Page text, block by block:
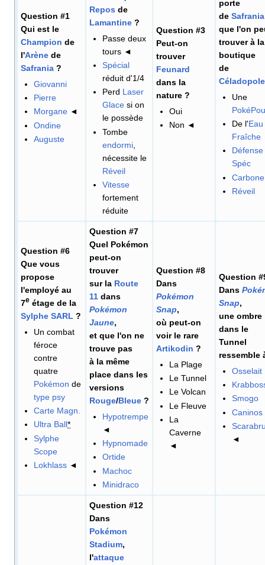
Question #1
Qui est le
Champion de
l'Arène de
Safrania ?
Giovanni
Pierre
Morgane ◄
Ondine
Auguste
Repos de
Lamantine ?
Passe deux
tours ◄
Spécial
réduit d'1/4
Perd Laser
Glace si on
le possède
Tombe
endormi
nécessite le
Réveil
Vitesse
fortement
réduite
Question #3
Peut-on
trouver
Feunard
dans la
nature ?
Oui
Non ◄
porte
de Safrania
que l'on
trouver à la
boutique
de
Céladopole
Une
De l'Eau
Fraîche
Défense
Spéc
Carbone
Réveil
Question #6
Que vous
propose
l'employé au
7e étage de la
Sylphe SARL ?
Un combat
féroce
contre
quatre
Pokémon de
type psy
Carte Magn.
Ultra Ball*
Sylphe
Scope
Lokhlass ◄
Question #7
Quel Pokémon
peut-on
trouver
sur la Route
11 dans
Pokémon
Jaune,
et que l'on ne
trouve pas
à la même
place dans les
versions
Rouge/Bleue ?
Hypotrempe
◄
Hypnomade
Ortide
Machoc
Minidraco
Question #8
Dans
Pokémon
Snap,
où peut-on
voir le rare
Artikodin ?
La Plage
Le Tunnel
Le Volcan
Le Fleuve
La
Caverne
◄
Question
Dans
Snap,
une ombre
dans le
Tunnel
ressemble
Osselait
Smogo
Caninos
◄
Question #12
Dans
Pokémon
Stadium,
l'attaque